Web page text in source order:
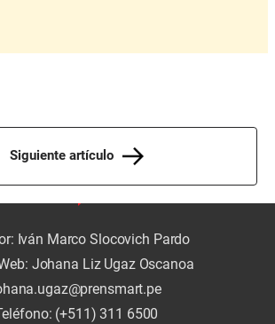
Siguiente artículo
Iván Marco Slocovich Pardo
Johana Liz Ugaz Oscanoa
(+511) 311 6500